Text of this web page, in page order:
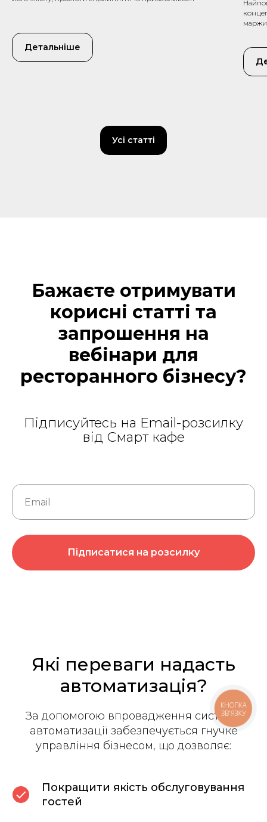
Детальніше
Усі статті
Бажаєте отримувати
корисні статті та
запрошення на
вебінари для
ресторанного бізнесу?
Підписуйтесь на Email-розсилку
від Смарт кафе
Підписатися на розсилку
Які переваги надасть
автоматизація?
За допомогою впровадження системи
автоматизації забезпечується гнучке
управління бізнесом, що дозволяє:
Покращити якість обслуговування
гостей